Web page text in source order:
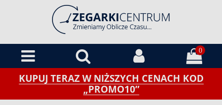
0
KUPUJ TERAZ W NIŻSZYCH CENACH KOD
„PROMO10”